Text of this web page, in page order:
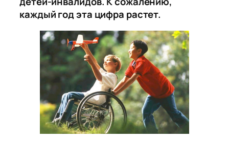
каждый год эта цифра растет.